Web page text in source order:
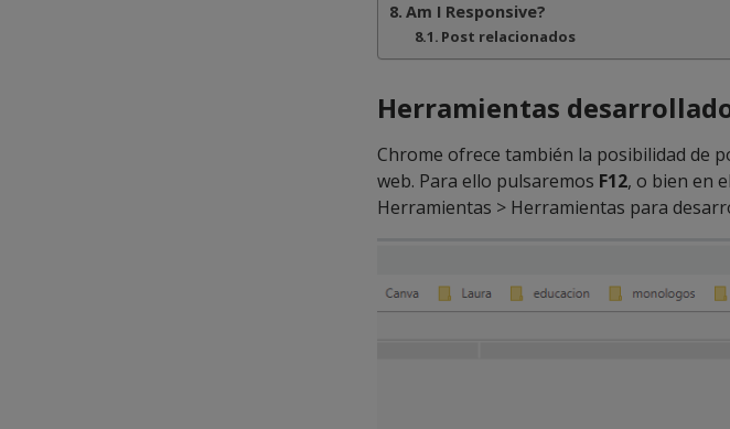
Am I Responsive?
Post relacionados
Herramientas
Chrome ofrece también la posibilidad de
web. Para ello pulsaremos F12, o bien en
Herramientas > Herramientas para